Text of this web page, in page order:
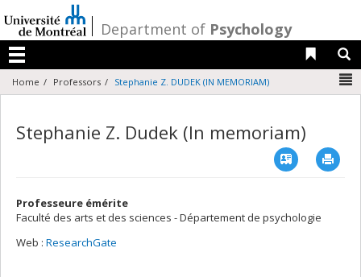
au
contenu
/Department of Psychology
Menu
Liens
Home Professors Stephanie Z. DUDEK (IN MEMORIAM)
Stephanie Z. Dudek (In memoriam)
Vcard
Professeure émérite
Faculté des arts et des sciences - Département de psychologie
Web : ResearchGate